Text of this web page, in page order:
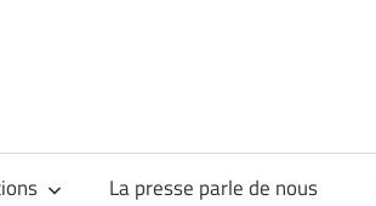
La presse parle de nous